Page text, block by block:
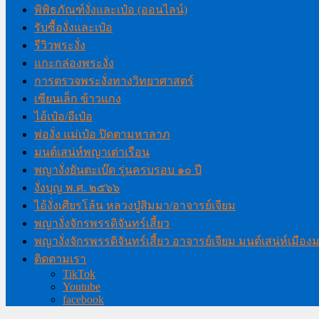
พิพิธภัณฑ์งั่งและเป๋อ (ออนไลน์)
รับซื้องั่งและเป๋อ
รีวิวพระงั่ง
แกะกล่องพระงั่ง
การตรวจพระงั่งทางวิทยาศาสตร์
เซียนเล็ก ข้าวแกง
ไอ้เป๋อ/อีเป๋อ
พ่องั่ง แม่เป๋อ ปิดตามหาลาภ
มนต์เสน่ห์พญาเต่าเรือน
พญางั่งยันตะเบ๊ด รุ่นครบรอบ ๑๐ ปี
งั่งบุญ พ.ศ. ๒๕๖๖
ไอ้งั่งเศียรโล้น หลวงปู่สิมมา/อาจารย์เจียม
พญางั่งจักรพรรดิจันทร์เสี้ยว
พญางั่งจักรพรรดิจันทร์เสี้ยว อาจารย์เจียม มนต์เสน่ห์เมือง
ติดตามเรา
TikTok
Youtube
facebook